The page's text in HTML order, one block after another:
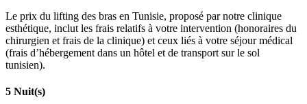
Le prix du lifting des bras en Tunisie, proposé par notre clinique
esthétique, inclut les frais relatifs à votre intervention (honoraires du
chirurgien et frais de la clinique) et ceux liés à votre séjour médical
(frais d’hébergement dans un hôtel et de transport sur le sol
tunisien).
5 Nuit(s)